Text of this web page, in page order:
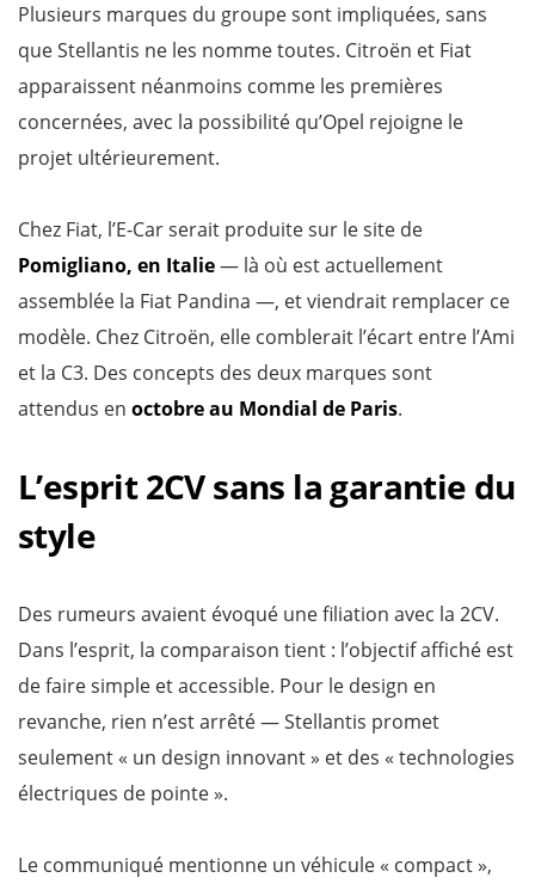
Plusieurs marques du groupe sont impliquées, sans
que Stellantis ne les nomme toutes. Citroën et Fiat
apparaissent néanmoins comme les premières
concernées, avec la possibilité qu’Opel rejoigne le
projet ultérieurement.
Chez Fiat, l’E-Car serait produite sur le site de
Pomigliano, en Italie— là où est actuellement
assemblée la Fiat Pandina —, et viendrait remplacer ce
modèle. Chez Citroën, elle comblerait l’écart entre l’Ami
et la C3. Des concepts des deux marques sont
attendus en octobre au Mondial de Paris.
L’esprit 2CV sans la garantie du
style
Des rumeurs avaient évoqué une filiation avec la 2CV.
Dans l’esprit, la comparaison tient : l’objectif affiché est
de faire simple et accessible. Pour le design en
revanche, rien n’est arrêté — Stellantis promet
seulement « un design innovant » et des « technologies
électriques de pointe ».
Le communiqué mentionne un véhicule « compact »,